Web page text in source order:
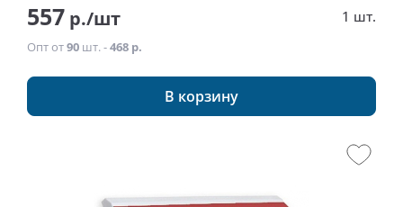
557 р./шт 1 шт.
Опт от90 шт. -468 р.
В корзину